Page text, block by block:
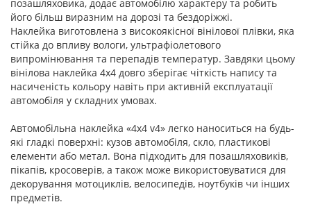
позашляховика, додає автомобілю характеру та робить
його більш виразним на дорозі та бездоріжжі.
Наклейка виготовлена з високоякісної вінілової плівки, яка
стійка до впливу вологи, ультрафіолетового
випромінювання та перепадів температур. Завдяки цьому
вінілова наклейка 4x4 довго зберігає чіткість напису та
насиченість кольору навіть при активній експлуатації
автомобіля у складних умовах.
Автомобільна наклейка «4x4 v4» легко наноситься на будь-
які гладкі поверхні: кузов автомобіля, скло, пластикові
елементи або метал. Вона підходить для позашляховиків,
пікапів, кросоверів, а також може використовуватися для
декорування мотоциклів, велосипедів, ноутбуків чи інших
предметів.